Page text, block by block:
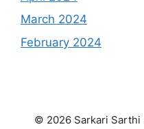
March 2024
February 2024
© 2026 Sarkari Sarthi